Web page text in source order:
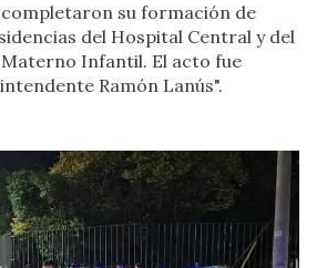
su formación de
del Hospital Central y del
Infantil. El acto fue
Ramón Lanús".